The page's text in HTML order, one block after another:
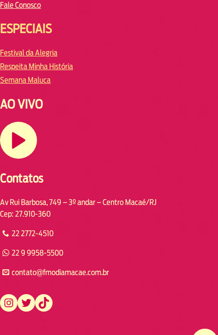
Fale Conosco
ESPECIAIS
Festival da Alegria
Respeita Minha História
Semana Maluca
AO VIVO
Contatos
Av Rui Barbosa, 749 – 3º andar – Centro Macaé/RJ
Cep: 27.910-360
22 2772-4510
22 9 9958-5500
contato@fmodiamacae.com.br
https://www.instagram.com/fmodia.macae/ https://twitter.com/fmodia.macae/ https://www.tiktok.com/@fmodia.macae